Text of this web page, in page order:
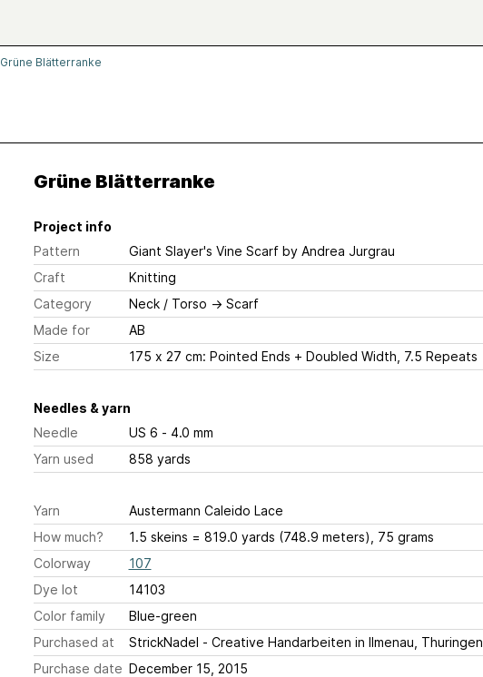
Grüne Blätterranke
Grüne Blätterranke
Project info
Pattern
Giant Slayer's Vine Scarfby Andrea Jurgrau
Craft
Knitting
Category
Neck / Torso → Scarf
Made for
AB
Size
175 x 27 cm: Pointed Ends + Doubled Width, 7.5 Repeats
Needles & yarn
Needle
US 6 - 4.0 mm
Yarn used
858 yards
Yarn
Austermann Caleido Lace
How much?
1.5 skeins = 819.0 yards (748.9 meters), 75 grams
Colorway
107
Dye lot
14103
Color family
Blue-green
Purchased at
StrickNadel - Creative Handarbeiten in Ilmenau, Thuringen
Purchase date December 15, 2015